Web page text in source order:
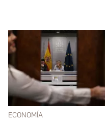
ECONOMÍA